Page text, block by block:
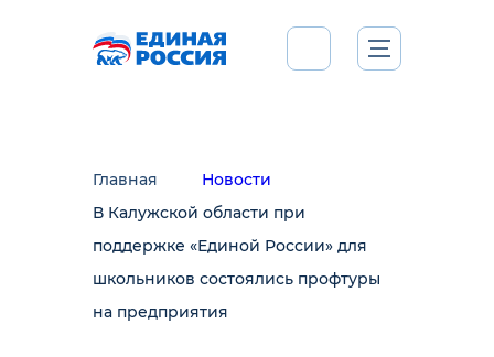
Главная
Новости
В Калужской области при
поддержке «Единой России» для
школьников состоялись профтуры
на предприятия